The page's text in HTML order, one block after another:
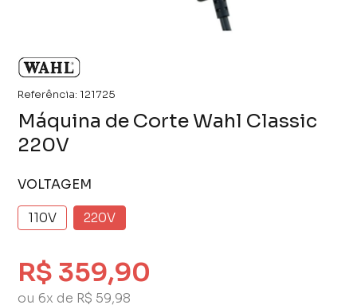
Referência: 121725
Máquina de Corte Wahl Classic
220V
VOLTAGEM
110V
220V
R$ 359,90
ou 6x de R$ 59,98